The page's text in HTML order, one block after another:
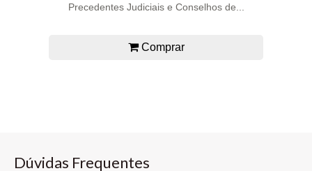
Precedentes Judiciais e Conselhos de...
Comprar
Dúvidas Frequentes